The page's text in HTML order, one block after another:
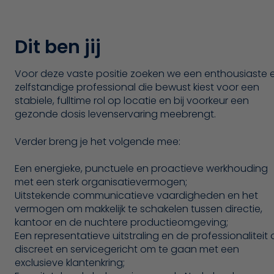
Dit ben jij
Voor deze vaste positie zoeken we een enthousiaste
zelfstandige professional die bewust kiest voor een
stabiele, fulltime rol op locatie en bij voorkeur een
gezonde dosis levenservaring meebrengt.
Verder breng je het volgende mee:
Een energieke, punctuele en proactieve werkhouding
met een sterk organisatievermogen;
Uitstekende communicatieve vaardigheden en het
vermogen om makkelijk te schakelen tussen directie,
kantoor en de nuchtere productieomgeving;
Een representatieve uitstraling en de professionaliteit
discreet en servicegericht om te gaan met een
exclusieve klantenkring;